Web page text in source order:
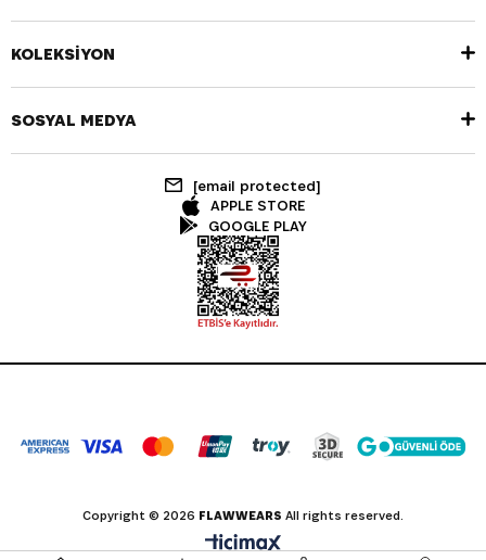
KOLEKSİYON
SOSYAL MEDYA
[email protected]
APPLE STORE
GOOGLE PLAY
Copyright © 2026 FLAWWEARS All rights reserved.